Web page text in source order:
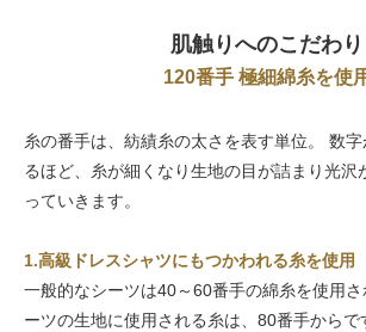
肌触りへのこだわり
120番手 極細綿糸を使
糸の番手は、紡績糸の太さを表す単位。 数
るほど、糸が細くなり生地の目が詰まり光沢
っていきます。
1.高級ドレスシャツにもつかわれる糸を使用
一般的なシーツは40～60番手の綿糸を使用
ーツの生地に使用される糸は、80番手からで